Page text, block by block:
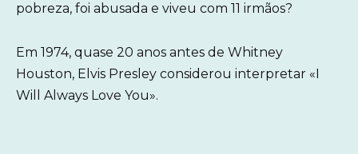
pobreza, foi abusada e viveu com 11 irmãos?
Em 1974, quase 20 anos antes de Whitney
Houston, Elvis Presley considerou interpretar «I
Will Always Love You».